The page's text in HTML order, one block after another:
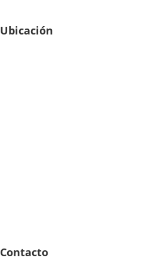
Ubicación
Contacto